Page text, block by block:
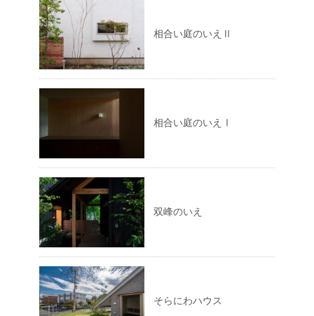
相合い庭のいえⅡ
相合い庭のいえⅠ
双峰のいえ
そらにわハウス